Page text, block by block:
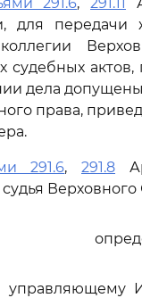
для
дела
права,
291.6,291.8
управляющему